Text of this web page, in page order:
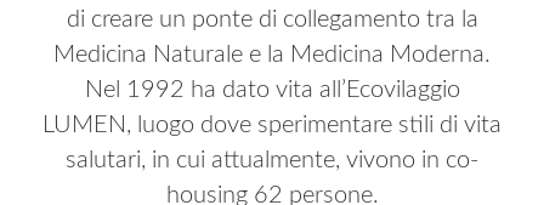
di creare un ponte di collegamento tra la
Medicina Naturale e la Medicina Moderna.
Nel 1992 ha dato vita all’Ecovilaggio
LUMEN, luogo dove sperimentare stili di vita
salutari, in cui attualmente, vivono in co-
housing 62 persone.